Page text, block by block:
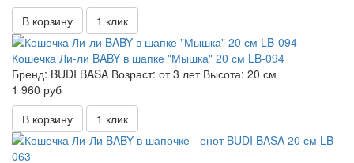
В корзину
1 клик
Кошечка Ли-ли BABY в шапке "Мышка" 20 см LB-094
Бренд: BUDI BASA Возраст: от 3 лет Высота: 20 см
1 960 руб
В корзину
1 клик